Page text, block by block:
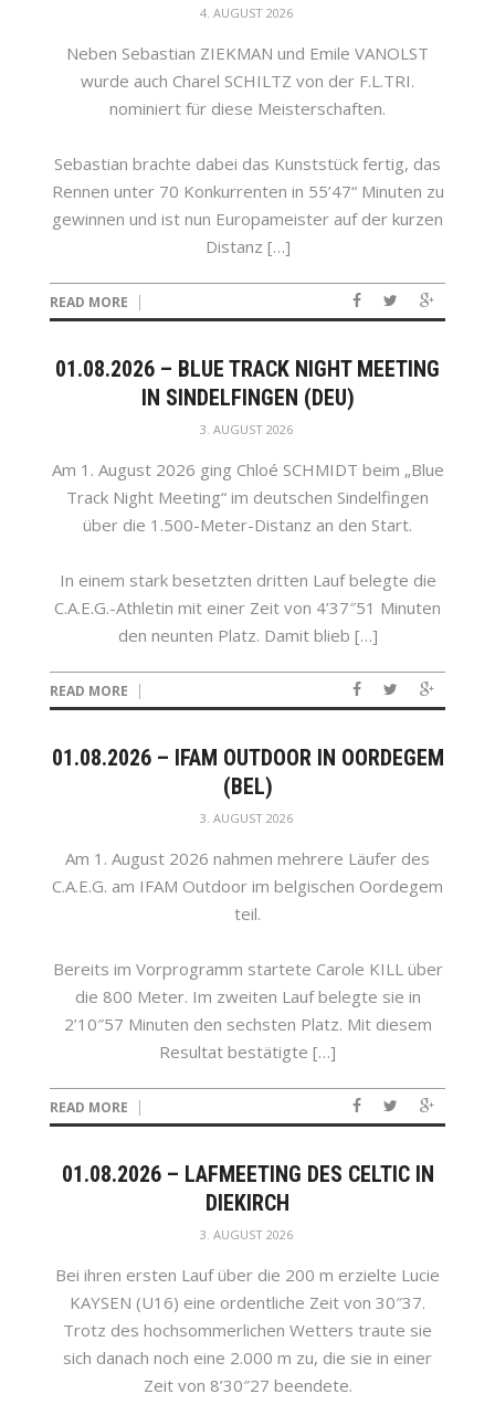
4. AUGUST 2026
Neben Sebastian ZIEKMAN und Emile VANOLST
wurde auch Charel SCHILTZ von der F.L.TRI.
nominiert für diese Meisterschaften.
Sebastian brachte dabei das Kunststück fertig, das
Rennen unter 70 Konkurrenten in 55’47“ Minuten zu
gewinnen und ist nun Europameister auf der kurzen
Distanz […]
READ MORE
01.08.2026 – BLUE TRACK NIGHT MEETING
IN SINDELFINGEN (DEU)
3. AUGUST 2026
Am 1. August 2026 ging Chloé SCHMIDT beim „Blue
Track Night Meeting“ im deutschen Sindelfingen
über die 1.500-Meter-Distanz an den Start.
In einem stark besetzten dritten Lauf belegte die
C.A.E.G.-Athletin mit einer Zeit von 4’37″51 Minuten
den neunten Platz. Damit blieb […]
READ MORE
01.08.2026 – IFAM OUTDOOR IN OORDEGEM
(BEL)
3. AUGUST 2026
Am 1. August 2026 nahmen mehrere Läufer des
C.A.E.G. am IFAM Outdoor im belgischen Oordegem
teil.
Bereits im Vorprogramm startete Carole KILL über
die 800 Meter. Im zweiten Lauf belegte sie in
2’10″57 Minuten den sechsten Platz. Mit diesem
Resultat bestätigte […]
READ MORE
01.08.2026 – LAFMEETING DES CELTIC IN
DIEKIRCH
3. AUGUST 2026
Bei ihren ersten Lauf über die 200 m erzielte Lucie
KAYSEN (U16) eine ordentliche Zeit von 30″37.
Trotz des hochsommerlichen Wetters traute sie
sich danach noch eine 2.000 m zu, die sie in einer
Zeit von 8’30″27 beendete.